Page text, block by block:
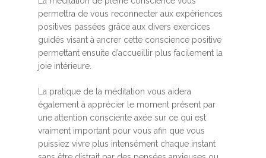
permettra de vous reconnecter aux expériences
positives passées grâce aux divers exercices
guidés visant à ancrer cette conscience positive
permettant ensuite d’accueillir plus facilement la
joie intérieure.
La pratique de la méditation vous aidera
également à apprécier le moment présent par
une attention consciente axée sur ce qui est
vraiment important pour vous afin que vous
puissiez vivre plus intensément chaque instant